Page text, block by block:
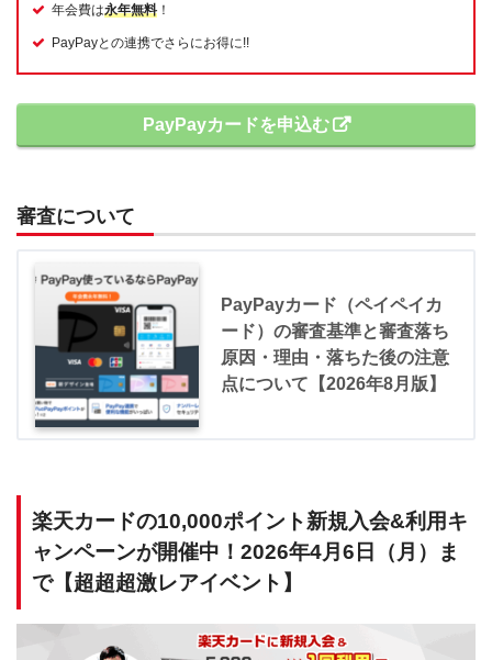
年会費は永年無料 ！
PayPayとの連携でさらにお得に!!
PayPayカードを申込む
審査について
PayPayカード（ペイペイカ
ード）の審査基準と審査落ち
原因・理由・落ちた後の注意
点について【2026年8月版】
楽天カードの10,000ポイント新規入会&利用キ
ャンペーンが開催中！2026年4月6日（月）ま
で【超超超激レアイベント】